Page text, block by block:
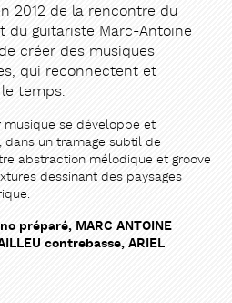
2012 de la rencontre du
du guitariste Marc-Antoine
créer des musiques
qui reconnectent et
temps.
musique se développe et
dans un tramage subtil de
abstraction mélodique et groove
dessinant des paysages
préparé, MARC ANTOINE
contrebasse, ARIEL